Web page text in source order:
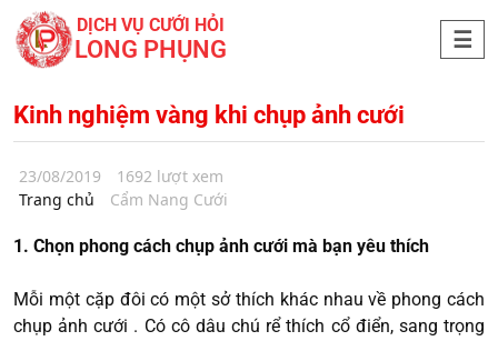
DỊCH VỤ CƯỚI HỎI
LONG PHỤNG
Kinh nghiệm vàng khi chụp ảnh cưới
23/08/2019
1692 lượt xem
Trang chủ
Cẩm Nang Cưới
1. Chọn phong cách chụp ảnh cưới mà bạn yêu thích
Mỗi một cặp đôi có một sở thích khác nhau về phong cách
chụp ảnh cưới . Có cô dâu chú rể thích cổ điển, sang trọng